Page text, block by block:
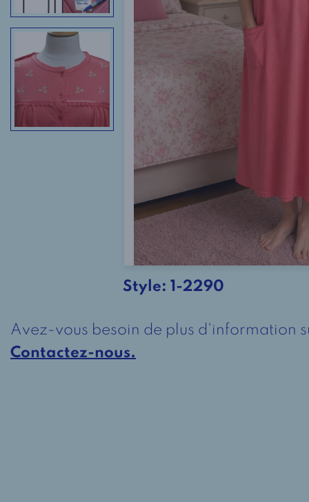
Style: 1-2290
Avez-vous besoin de plus d'information
Contactez-nous.